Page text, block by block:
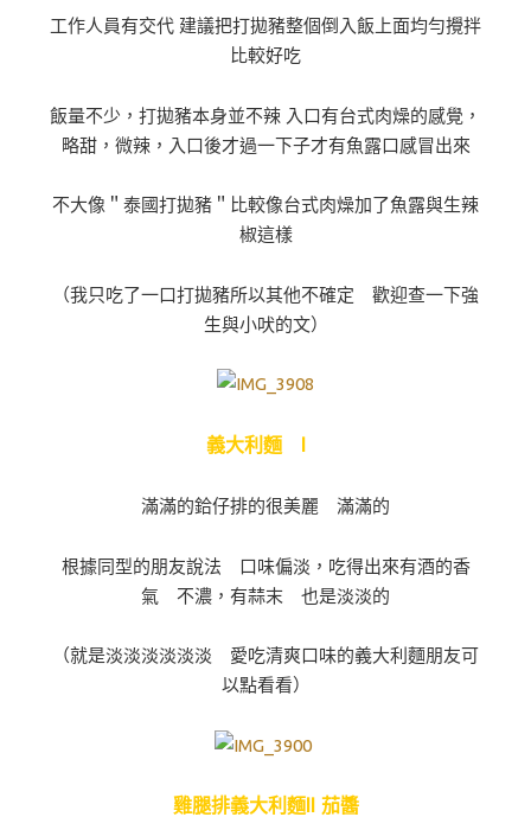
工作人員有交代 建議把打拋豬整個倒入飯上面均勻攪拌
比較好吃
飯量不少，打拋豬本身並不辣 入口有台式肉燥的感覺，
略甜，微辣，入口後才過一下子才有魚露口感冒出來
不大像＂泰國打拋豬＂比較像台式肉燥加了魚露與生辣
椒這樣
（我只吃了一口打拋豬所以其他不確定 歡迎查一下強
生與小吠的文）
義大利麵 I
滿滿的鉿仔排的很美麗 滿滿的
根據同型的朋友說法 口味偏淡，吃得出來有酒的香
氣 不濃，有蒜末 也是淡淡的
（就是淡淡淡淡淡淡 愛吃清爽口味的義大利麵朋友可
以點看看）
雞腿排義大利麵II 茄醬